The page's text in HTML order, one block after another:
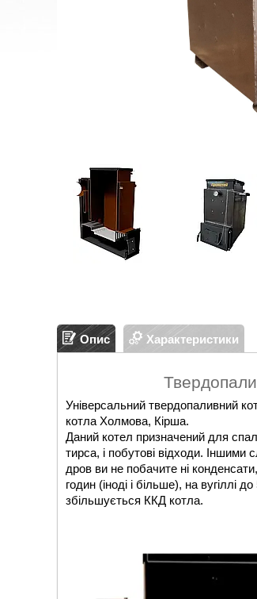
Опис Характеристики
Універсальний твердопаливний
котла Холмова, Кірша.
Даний котел призначений для
тирса, і побутові відходи. Іншими
дров ви не побачите ні
годин (іноді і більше), на вугіллі
збільшується ККД котла.